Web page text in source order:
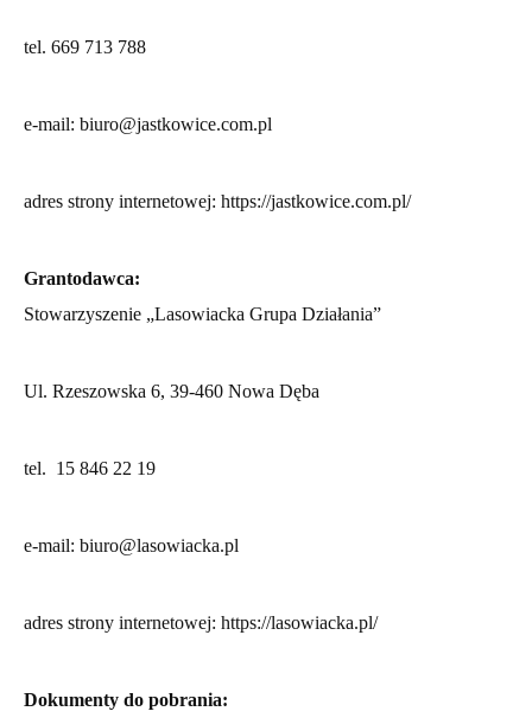
tel. 669 713 788
e-mail: biuro@jastkowice.com.pl
adres strony internetowej: https://jastkowice.com.pl/
Grantodawca:
Stowarzyszenie „Lasowiacka Grupa Działania”
Ul. Rzeszowska 6, 39-460 Nowa Dęba
tel. 15 846 22 19
e-mail: biuro@lasowiacka.pl
adres strony internetowej: https://lasowiacka.pl/
Dokumenty do pobrania: